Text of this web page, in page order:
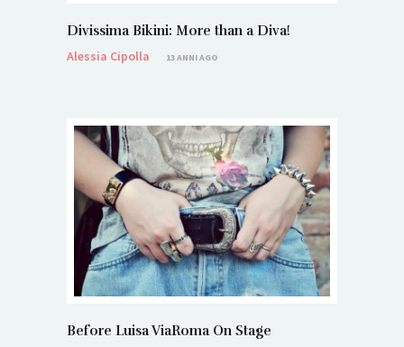
Divissima Bikini: More than a Diva!
Alessia Cipolla
13 ANNI AGO
Before Luisa ViaRoma On Stage